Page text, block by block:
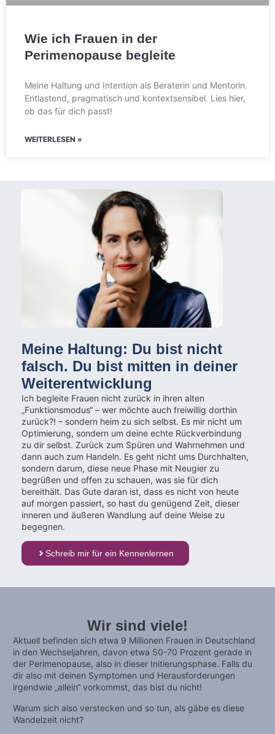
Wie ich Frauen in der
Perimenopause begleite
Meine Haltung und Intention als Beraterin und Mentorin.
Entlastend, pragmatisch und kontextsensibel. Lies hier,
ob das für dich passt!
WEITERLESEN »
Meine Haltung: Du bist nicht
falsch. Du bist mitten in deiner
Weiterentwicklung
Ich begleite Frauen nicht zurück in ihren alten
„Funktionsmodus“ – wer möchte auch freiwillig dorthin
zurück?! – sondern heim zu sich selbst. Es mir nicht um
Optimierung, sondern um deine echte Rückverbindung
zu dir selbst. Zurück zum Spüren und Wahrnehmen und
dann auch zum Handeln. Es geht nicht ums Durchhalten,
sondern darum, diese neue Phase mit Neugier zu
begrüßen und offen zu schauen, was sie für dich
bereithält. Das Gute daran ist, dass es nicht von heute
auf morgen passiert, so hast du genügend Zeit, dieser
inneren und äußeren Wandlung auf deine Weise zu
begegnen.
Schreib mir für ein Kennenlernen
Wir sind viele!
Aktuell befinden sich etwa 9 Millionen Frauen in Deutschland
in den Wechseljahren, davon etwa 50-70 Prozent gerade in
der Perimenopause, also in dieser Initierungsphase. Falls du
dir also mit deinen Symptomen und Herausforderungen
irgendwie „allein“ vorkommst, das bist du nicht!
Warum sich also verstecken und so tun, als gäbe es diese
Wandelzeit nicht?